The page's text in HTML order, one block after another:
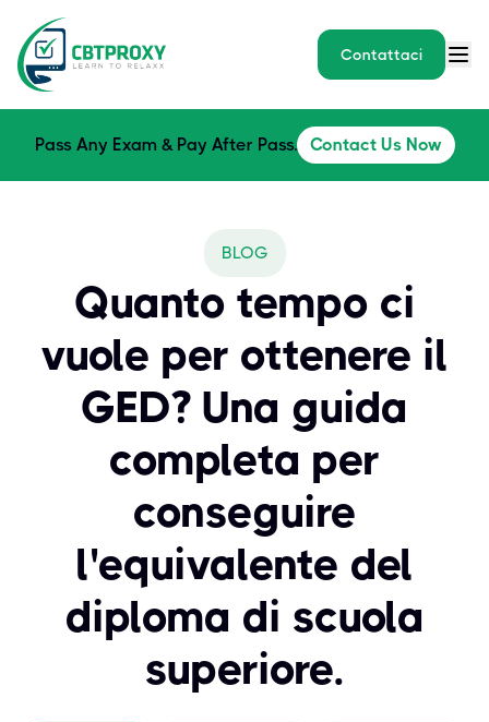
Contattaci
Pass Any Exam & Pay After Pass. Contact Us Now
BLOG
Quanto tempo ci
vuole per ottenere il
GED? Una guida
completa per
conseguire
l'equivalente del
diploma di scuola
superiore.